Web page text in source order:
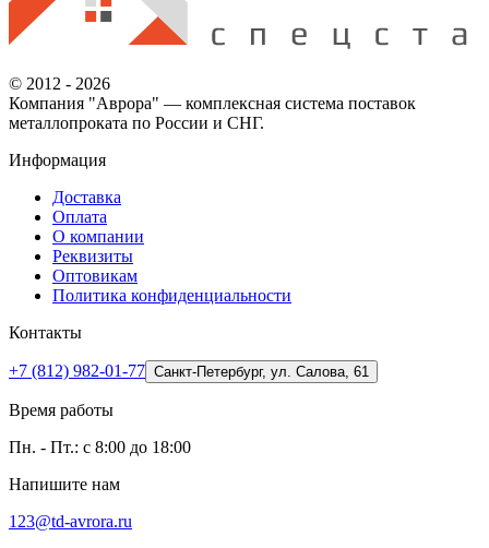
© 2012 - 2026
Компания "Аврора" — комплексная система поставок
металлопроката по России и СНГ.
Информация
Доставка
Оплата
О компании
Реквизиты
Оптовикам
Политика конфиденциальности
Контакты
+7 (812) 982-01-77 Санкт-Петербург, ул. Салова, 61
Время работы
Пн. - Пт.: с 8:00 до 18:00
Напишите нам
123@td-avrora.ru